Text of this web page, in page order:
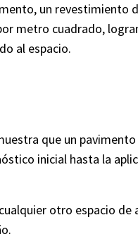
un revestimiento
metro cuadrado,
al espacio.
que un
inicial hasta la
otro espacio